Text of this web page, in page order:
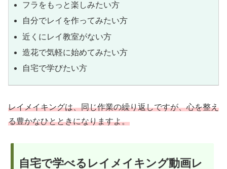
フラをもっと楽しみたい方
自分でレイを作ってみたい方
近くにレイ教室がない方
造花で気軽に始めてみたい方
自宅で学びたい方
レイメイキングは、同じ作業の繰り返しですが、心を整え
る豊かなひとときになりますよ。
自宅で学べるレイメイキング動画レ